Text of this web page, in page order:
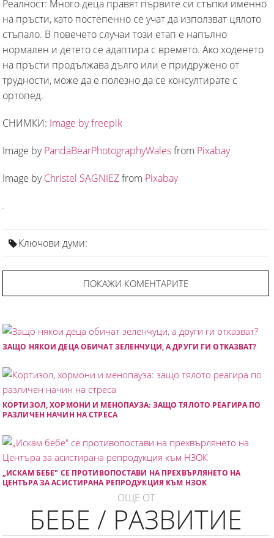
Реалност: Много деца правят първите си стъпки именно
на пръсти, като постепенно се учат да използват цялото
стъпало. В повечето случаи този етап е напълно
нормален и детето се адаптира с времето. Ако ходенето
на пръсти продължава дълго или е придружено от
трудности, може да е полезно да се консултирате с
ортопед.
СНИМКИ: Image by freepik
Image byPandaBearPhotographyWalesfrom Pixabay
Image byChristel SAGNIEZfrom Pixabay
Ключови думи:
ПОКАЖИ КОМЕНТАРИТЕ
ЗАЩО НЯКОИ ДЕЦА ОБИЧАТ ЗЕЛЕНЧУЦИ, А ДРУГИ ГИ ОТКАЗВАТ?
КОРТИЗОЛ, ХОРМОНИ И МЕНОПАУЗА: ЗАЩО ТЯЛОТО РЕАГИРА ПО
РАЗЛИЧЕН НАЧИН НА СТРЕСА
„ИСКАМ БЕБЕ" СЕ ПРОТИВОПОСТАВИ НА ПРЕХВЪРЛЯНЕТО НА
ЦЕНТЪРА ЗА АСИСТИРАНА РЕПРОДУКЦИЯ КЪМ НЗОК
ОЩЕ ОТ
БЕБЕ / РАЗВИТИЕ